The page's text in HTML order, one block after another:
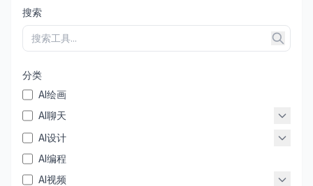
搜索
分类
AI绘画
AI聊天
AI设计
AI编程
AI视频